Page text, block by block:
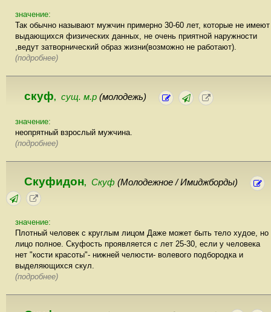
значение:
Так обычно называют мужчин примерно 30-60 лет, которые не имеют
выдающихся физических данных, не очень приятной наружности
,ведут затворнический образ жизни(возможно не работают).
(подробнее)
скуф, сущ. м.р (молодежь)
значение:
неопрятный взрослый мужчина.
(подробнее)
Скуфидон, Скуф (Молодежное / Имиджборды)
значение:
Плотный человек с круглым лицом Даже может быть тело худое, но
лицо полное. Скуфость проявляется с лет 25-30, если у человека
нет "кости красоты"- нижней челюсти- волевого подбородка и
выделяющихся скул.
(подробнее)